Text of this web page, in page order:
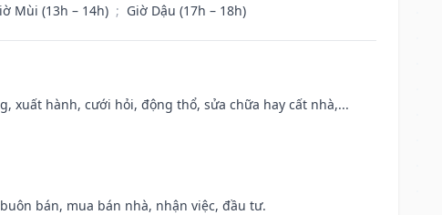
Mùi (13h – 14h) ; Giờ Dậu (17h – 18h)
xuất hành, cưới hỏi, động thổ, sửa chữa hay cất nhà,...
bán, mua bán nhà, nhận việc, đầu tư.